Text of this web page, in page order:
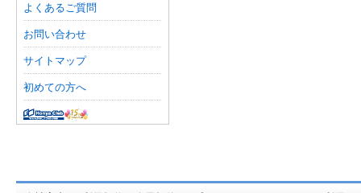
よくあるご質問
お問い合わせ
サイトマップ
初めての方へ